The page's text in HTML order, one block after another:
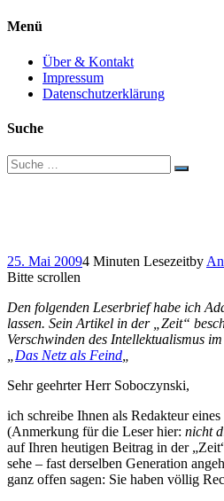
Menü
Über & Kontakt
Impressum
Datenschutzerklärung
Suche
Suche
nach:
25. Mai 20094 Minuten Lesezeitby
Bitte scrollen
Den folgenden Leserbrief habe ich
lassen. Sein Artikel in der „Zeit“
Verschwinden des Intellektualismus
Das Netz als Feind
Sehr geehrter Herr Soboczynski,
ich schreibe Ihnen als Redakteur
(Anmerkung für die Leser hier: nicht
auf Ihren heutigen Beitrag in der
sehe – fast derselben Generation
ganz offen sagen: Sie haben völlig